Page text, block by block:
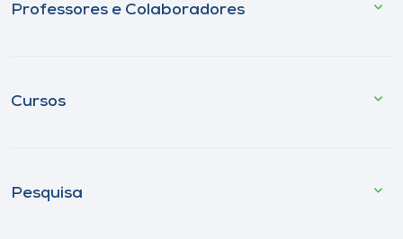
Professores e Colaboradores
Cursos
Pesquisa